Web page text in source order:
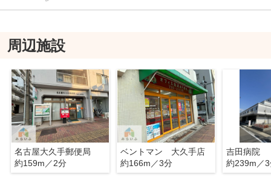
周辺施設
名古屋大久手郵便局
約159m／2分
ベントマン 大久手店
約166m／3分
吉田病院
約239m／